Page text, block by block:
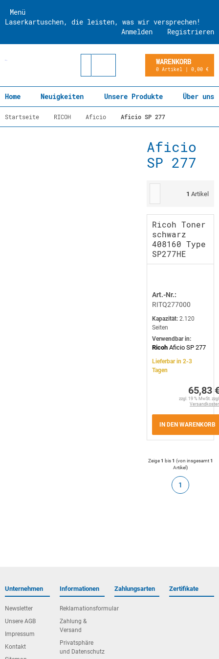
Menü
Laserkartuschen, die leisten, was wir versprechen!
Registrieren
Anmelden
WARENKORB
0 Artikel | 0,00 €
Home Neuigkeiten Unsere Produkte Über uns
Startseite RICOH Aficio Aficio SP 277
Aficio
SP 277
1 Artikel
Ricoh Toner
schwarz
408160 Type
SP277HE
Art.-Nr.:
RITQ277000
Kapazität: 2.120
Seiten
Verwendbar in:
Ricoh Aficio SP 277
Lieferbar in 2-3
Tagen
65,83
zzgl. 19 % MwSt.
IN DEN WARENKORB
Zeige1 bis1 (von insgesamt1
Artikel)
1
Unternehmen
Newsletter
Unsere AGB
Impressum
Kontakt
Informationen
Reklamationsformular
Zahlung &
Versand
Privatsphäre
und Datenschutz
Zahlungsarten Zertifikate